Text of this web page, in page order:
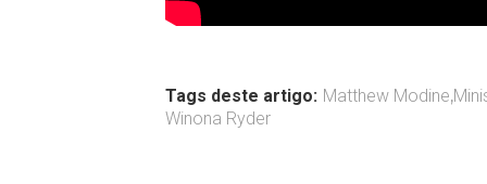
Tags deste artigo: Matthew Modine,
Winona Ryder